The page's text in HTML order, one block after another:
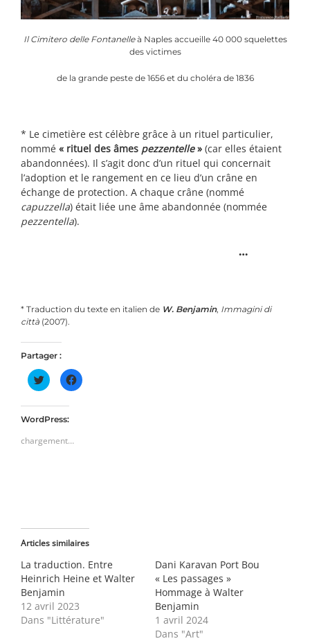
Il Cimitero delle Fontanelleà Naples accueille 40 000 squelettes
des victimes
de la grande peste de 1656 et du choléra de 1836
* Le cimetière est célèbre grâce à un rituel particulier,
nommé « rituel des âmes pezzentelle» (car elles étaient
abandonnées). Il s’agit donc d’un rituel qui concernait
l’adoption et le rangement en ce lieu d’un crâne en
échange de protection. A chaque crâne (nommé
capuzzella) était liée une âme abandonnée (nommée
pezzentella).
…
* Traduction du texte en italien de W. Benjamin, Immagini di
città (2007).
Partager :
Cliquez
pour
partager
dans
fenêtre)
Cliquez
pour
WordPress:
chargement…
Articles similaires
La traduction. Entre
Heinrich Heine et Walter
Benjamin
12 avril 2023
Dans "Littérature"
Dani Karavan Port Bou
« Les passages »
Hommage à Walter
Benjamin
1 avril 2024
Dans "Art"